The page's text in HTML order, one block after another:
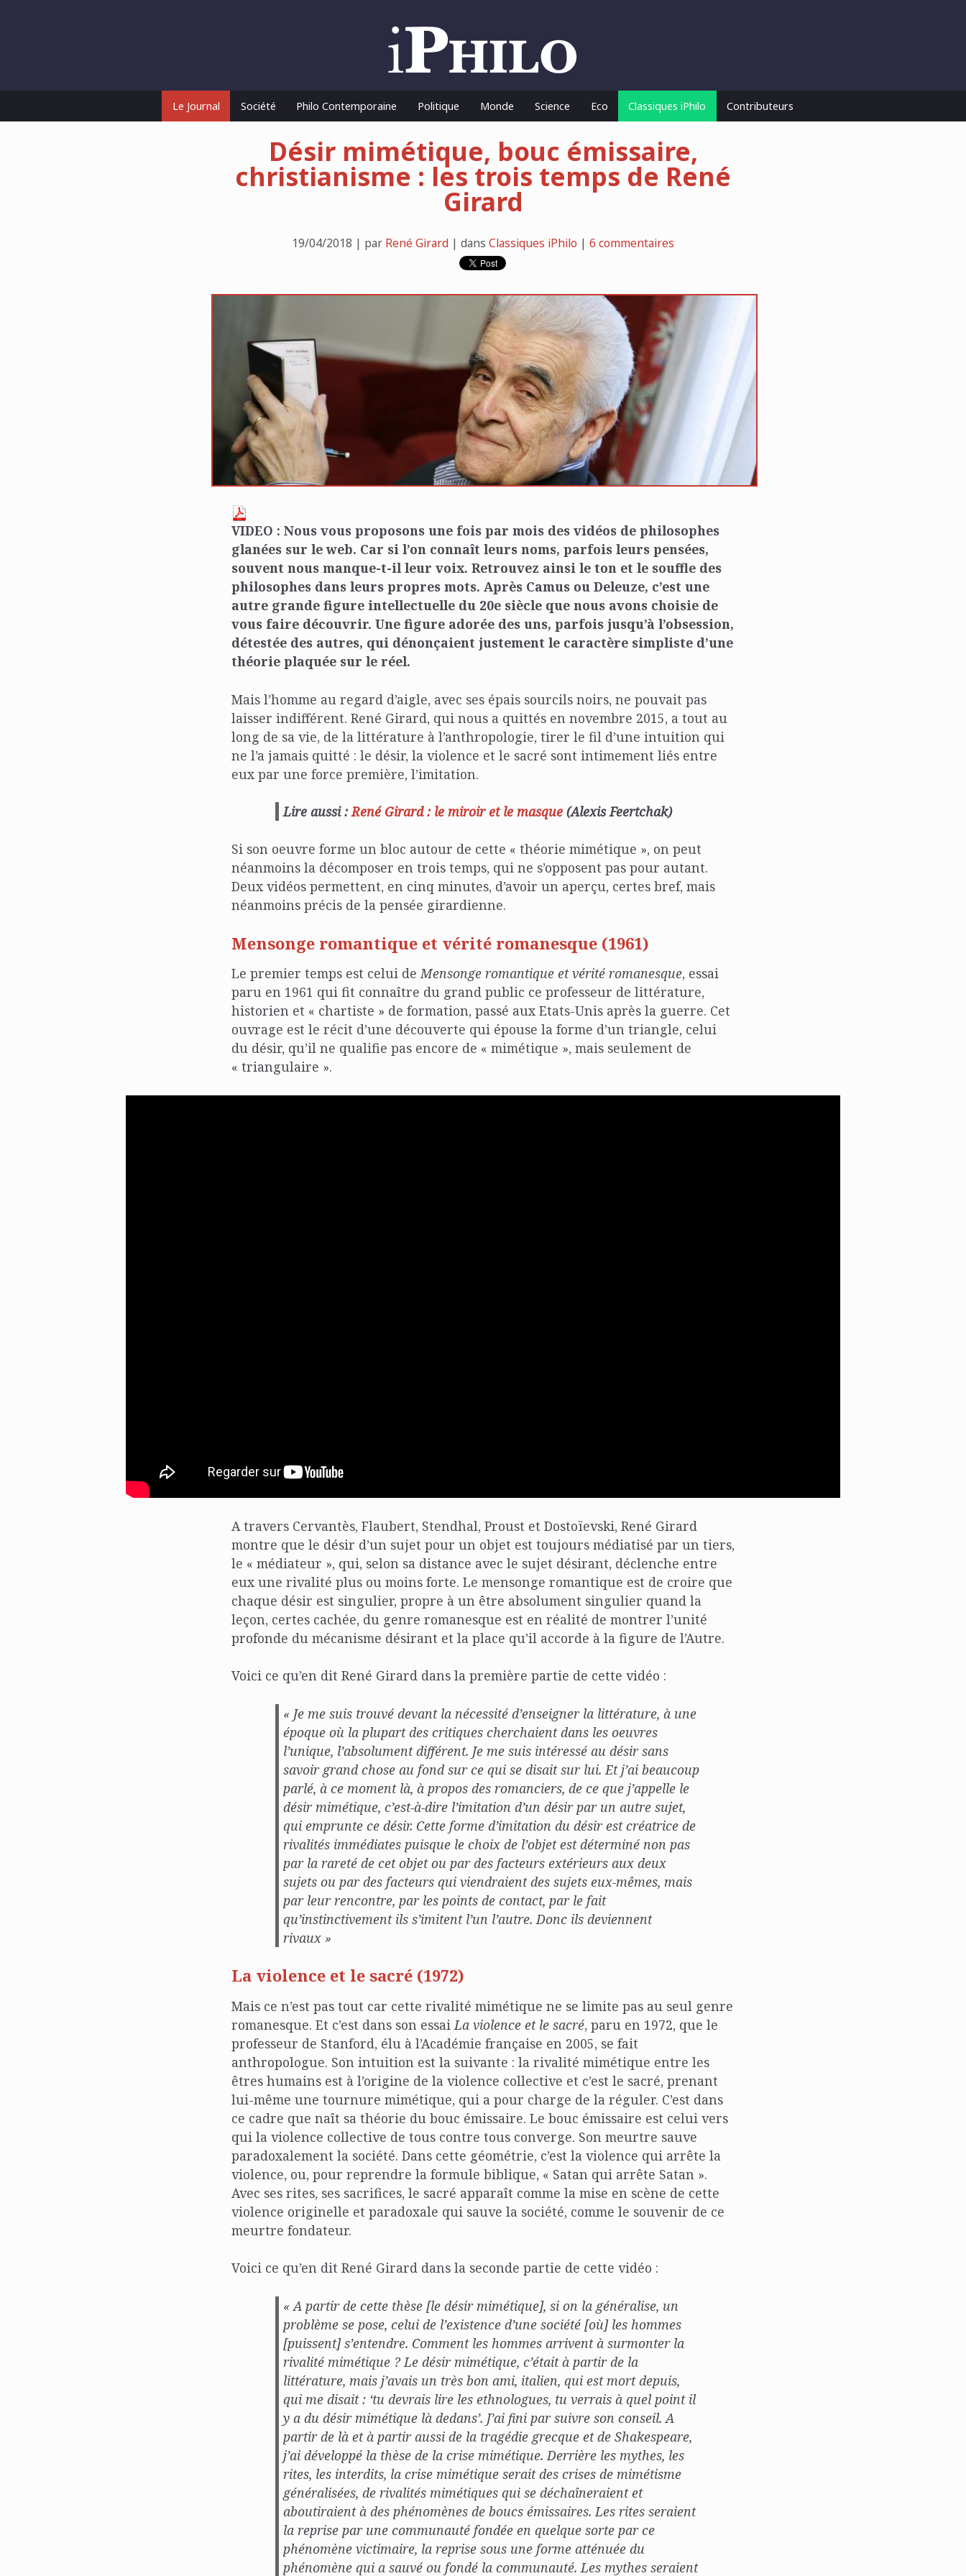
Le Journal Société Philo Contemporaine Politique Monde Science Eco Classiques iPhilo Contributeurs
Désir mimétique, bouc émissaire,
christianisme : les trois temps de René
Girard
19/04/2018 | par René Girard | dans Classiques iPhilo | 6 commentaires
VIDEO : Nous vous proposons une fois par mois des vidéos de philosophes
glanées sur le web. Car si l’on connaît leurs noms, parfois leurs pensées,
souvent nous manque-t-il leur voix. Retrouvez ainsi le ton et le souffle des
philosophes dans leurs propres mots. Après Camus ou Deleuze, c’est une
autre grande figure intellectuelle du 20e siècle que nous avons choisie de
vous faire découvrir. Une figure adorée des uns, parfois jusqu’à l’obsession,
détestée des autres, qui dénonçaient justement le caractère simpliste d’une
théorie plaquée sur le réel.
Mais l’homme au regard d’aigle, avec ses épais sourcils noirs, ne pouvait pas
laisser indifférent. René Girard, qui nous a quittés en novembre 2015, a tout au
long de sa vie, de la littérature à l’anthropologie, tirer le fil d’une intuition qui
ne l’a jamais quitté : le désir, la violence et le sacré sont intimement liés entre
eux par une force première, l’imitation.
Lire aussi :René Girard : le miroir et le masque (Alexis Feertchak)
Si son oeuvre forme un bloc autour de cette « théorie mimétique », on peut
néanmoins la décomposer en trois temps, qui ne s’opposent pas pour autant.
Deux vidéos permettent, en cinq minutes, d’avoir un aperçu, certes bref, mais
néanmoins précis de la pensée girardienne.
Mensonge romantique et vérité romanesque (1961)
Le premier temps est celui deMensonge romantique et vérité romanesque, essai
paru en 1961 qui fit connaître du grand public ce professeur de littérature,
historien et « chartiste » de formation, passé aux Etats-Unis après la guerre. Cet
ouvrage est le récit d’une découverte qui épouse la forme d’un triangle, celui
du désir, qu’il ne qualifie pas encore de « mimétique », mais seulement de
« triangulaire ».
A travers Cervantès, Flaubert, Stendhal, Proust et Dostoïevski, René Girard
montre que le désir d’un sujet pour un objet est toujours médiatisé par un tiers,
le « médiateur », qui, selon sa distance avec le sujet désirant, déclenche entre
eux une rivalité plus ou moins forte. Le mensonge romantique est de croire que
chaque désir est singulier, propre à un être absolument singulier quand la
leçon, certes cachée, du genre romanesque est en réalité de montrer l’unité
profonde du mécanisme désirant et la place qu’il accorde à la figure de l’Autre.
Voici ce qu’en dit René Girard dans la première partie de cette vidéo :
« Je me suis trouvé devant la nécessité d’enseigner la littérature, à une
époque où la plupart des critiques cherchaient dans les oeuvres
l’unique, l’absolument différent. Je me suis intéressé au désir sans
savoir grand chose au fond sur ce qui se disait sur lui. Et j’ai beaucoup
parlé, à ce moment là, à propos des romanciers, de ce que j’appelle le
désir mimétique, c’est-à-dire l’imitation d’un désir par un autre sujet,
qui emprunte ce désir. Cette forme d’imitation du désir est créatrice de
rivalités immédiates puisque le choix de l’objet est déterminé non pas
par la rareté de cet objet ou par des facteurs extérieurs aux deux
sujets ou par des facteurs qui viendraient des sujets eux-mêmes, mais
par leur rencontre, par les points de contact, par le fait
qu’instinctivement ils s’imitent l’un l’autre. Donc ils deviennent
rivaux »
La violence et le sacré (1972)
Mais ce n’est pas tout car cette rivalité mimétique ne se limite pas au seul genre
romanesque. Et c’est dans son essai La violence et le sacré, paru en 1972, que le
professeur de Stanford, élu à l’Académie française en 2005, se fait
anthropologue. Son intuition est la suivante : la rivalité mimétique entre les
êtres humains est à l’origine de la violence collective et c’est le sacré, prenant
lui-même une tournure mimétique, qui a pour charge de la réguler. C’est dans
ce cadre que naît sa théorie du bouc émissaire. Le bouc émissaire est celui vers
qui la violence collective de tous contre tous converge. Son meurtre sauve
paradoxalement la société. Dans cette géométrie, c’est la violence qui arrête la
violence, ou, pour reprendre la formule biblique, « Satan qui arrête Satan ».
Avec ses rites, ses sacrifices, le sacré apparaît comme la mise en scène de cette
violence originelle et paradoxale qui sauve la société, comme le souvenir de ce
meurtre fondateur.
Voici ce qu’en dit René Girard dans la seconde partie de cette vidéo :
« A partir de cette thèse [le désir mimétique], si on la généralise, un
problème se pose, celui de l’existence d’une société [où] les hommes
[puissent] s’entendre. Comment les hommes arrivent à surmonter la
rivalité mimétique ? Le désir mimétique, c’était à partir de la
littérature, mais j’avais un très bon ami, italien, qui est mort depuis,
qui me disait : ‘tu devrais lire les ethnologues, tu verrais à quel point il
y a du désir mimétique là dedans’. J’ai fini par suivre son conseil. A
partir de là et à partir aussi de la tragédie grecque et de Shakespeare,
j’ai développé la thèse de la crise mimétique. Derrière les mythes, les
rites, les interdits, la crise mimétique serait des crises de mimétisme
généralisées, de rivalités mimétiques qui se déchaîneraient et
aboutiraient à des phénomènes de boucs émissaires. Les rites seraient
la reprise par une communauté fondée en quelque sorte par ce
phénomène victimaire, la reprise sous une forme atténuée du
phénomène qui a sauvé ou fondé la communauté. Les mythes seraient